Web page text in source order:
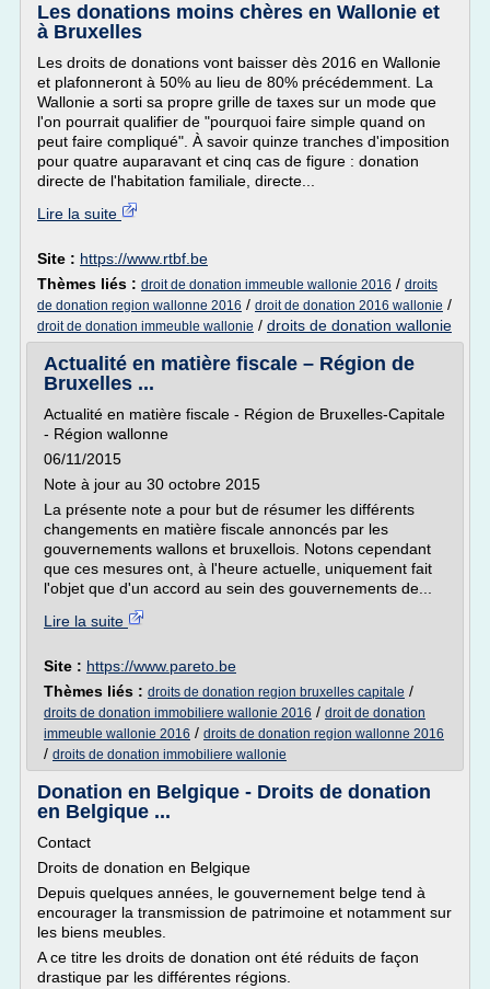
Les donations moins chères en Wallonie et
à Bruxelles
Les droits de donations vont baisser dès 2016 en Wallonie
et plafonneront à 50% au lieu de 80% précédemment. La
Wallonie a sorti sa propre grille de taxes sur un mode que
l'on pourrait qualifier de "pourquoi faire simple quand on
peut faire compliqué". À savoir quinze tranches d'imposition
pour quatre auparavant et cinq cas de figure : donation
directe de l'habitation familiale, directe...
Lire la suite
Site : https://www.rtbf.be
Thèmes liés : droit de donation immeuble wallonie 2016 / droits
de donation region wallonne 2016 / droit de donation 2016 wallonie /
droit de donation immeuble wallonie / droits de donation wallonie
Actualité en matière fiscale – Région de
Bruxelles ...
Actualité en matière fiscale - Région de Bruxelles-Capitale
- Région wallonne
06/11/2015
Note à jour au 30 octobre 2015
La présente note a pour but de résumer les différents
changements en matière fiscale annoncés par les
gouvernements wallons et bruxellois. Notons cependant
que ces mesures ont, à l'heure actuelle, uniquement fait
l'objet que d'un accord au sein des gouvernements de...
Lire la suite
Site : https://www.pareto.be
Thèmes liés : droits de donation region bruxelles capitale /
droits de donation immobiliere wallonie 2016 / droit de donation
immeuble wallonie 2016 / droits de donation region wallonne 2016
/ droits de donation immobiliere wallonie
Donation en Belgique - Droits de donation
en Belgique ...
Contact
Droits de donation en Belgique
Depuis quelques années, le gouvernement belge tend à
encourager la transmission de patrimoine et notamment sur
les biens meubles.
A ce titre les droits de donation ont été réduits de façon
drastique par les différentes régions.